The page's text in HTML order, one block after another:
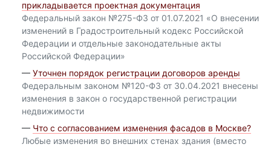
прикладывается проектная документация
Федеральный закон №275-ФЗ от 01.07.2021 «О внесении
изменений в Градостроительный кодекс Российской
Федерации и отдельные законодательные акты
Российской Федерации»
— Уточнен порядок регистрации договоров аренды
Федеральным законом №120-ФЗ от 30.04.2021 внесены
изменения в закон о государственной регистрации
недвижимости
— Что с согласованием изменения фасадов в Москве?
Любые изменения во внешних стенах здания (вместо